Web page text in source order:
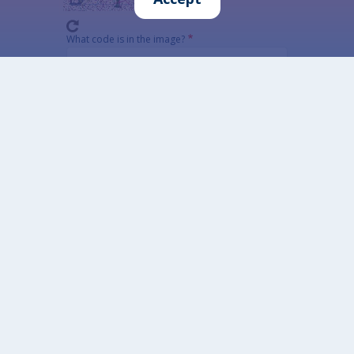
What code is in the image?